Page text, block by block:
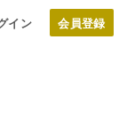
イン